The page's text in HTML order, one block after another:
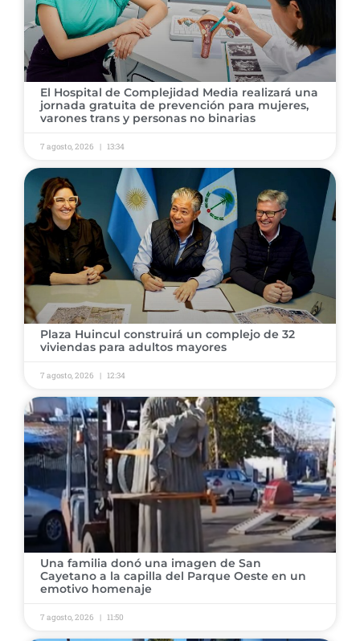
El Hospital de Complejidad Media realizará una
jornada gratuita de prevención para mujeres,
varones trans y personas no binarias
7 agosto, 2026 13:34
Plaza Huincul construirá un complejo de 32
viviendas para adultos mayores
7 agosto, 2026 12:34
Una familia donó una imagen de San
Cayetano a la capilla del Parque Oeste en un
emotivo homenaje
7 agosto, 2026 11:50